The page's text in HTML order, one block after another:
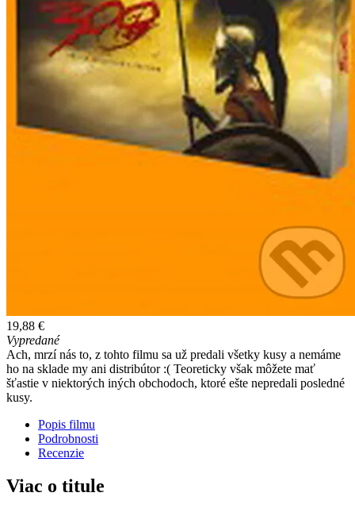
19,88 €
Vypredané
Ach, mrzí nás to, z tohto filmu sa už predali všetky kusy a nemáme
ho na sklade my ani distribútor :( Teoreticky však môžete mať
šťastie v niektorých iných obchodoch, ktoré ešte nepredali posledné
kusy.
Popis filmu
Podrobnosti
Recenzie
Viac o titule